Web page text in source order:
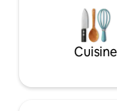
Cuisine